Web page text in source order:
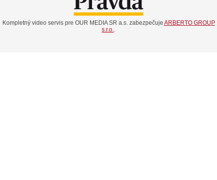
Kompletný video servis pre OUR MEDIA SR a.s. zabezpečuje ARBERTO GROUP
s.r.o..